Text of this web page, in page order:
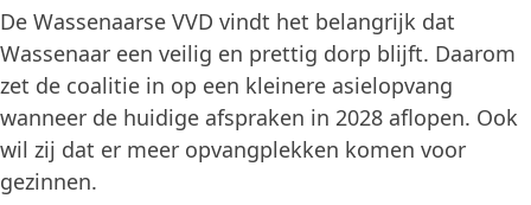
De Wassenaarse VVD vindt het belangrijk dat
Wassenaar een veilig en prettig dorp blijft. Daarom
zet de coalitie in op een kleinere asielopvang
wanneer de huidige afspraken in 2028 aflopen. Ook
wil zij dat er meer opvangplekken komen voor
gezinnen.